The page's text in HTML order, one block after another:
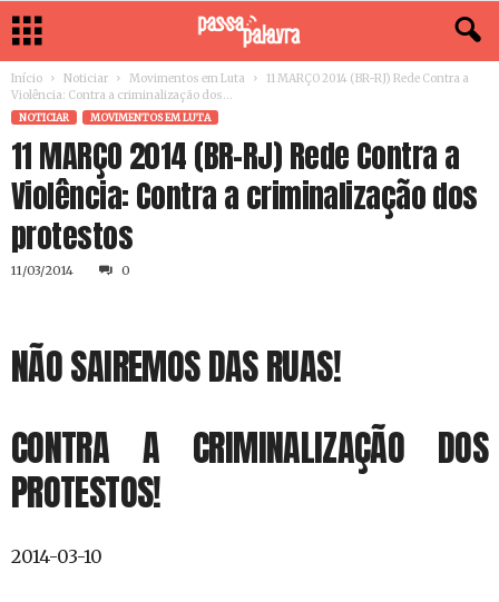
Início Noticiar Movimentos em Luta
11 MARÇO 2014 (BR-RJ) Rede Contra a
Violência: Contra a criminalização dos...
NOTICIAR MOVIMENTOS EM LUTA
11 MARÇO 2014 (BR-RJ) Rede Contra a
Violência: Contra a criminalização dos
protestos
11/03/2014 0
NÃO SAIREMOS DAS RUAS!
CONTRA A CRIMINALIZAÇÃO DOS
PROTESTOS!
2014-03-10